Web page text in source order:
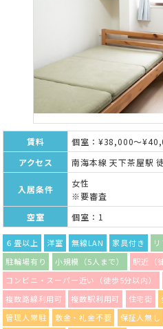
賃料
個室：¥38,000～
アクセス
南海本線 天下茶屋駅
入居条件
女性
※要審査
空室
個室：1
６畳以上 洋室 無線LAN 家具付き
駐輪場有り
小規模（5人まで）
駅近（
コンビニ・スーパー近い（徒歩5分以内）
複数路線利用可
複数駅利用可 住宅街
管理人常駐
敷金・礼金不要 保証人無し